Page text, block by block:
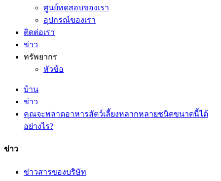
ศูนย์ทดสอบของเรา
อุปกรณ์ของเรา
ติดต่อเรา
ข่าว
ทรัพยากร
หัวข้อ
บ้าน
ข่าว
คุณจะพลาดอาหารสัตว์เลี้ยงหลากหลายชนิดขนาดนี้ได้
อย่างไร?
ข่าว
ข่าวสารของบริษัท